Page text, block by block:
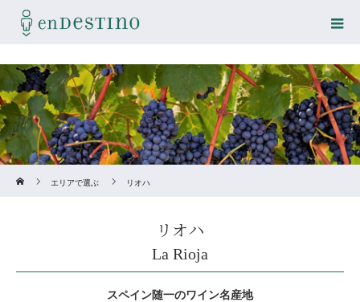
エリアで選ぶ
リオハ
リオハ
La Rioja
スペイン随一のワイン名産地